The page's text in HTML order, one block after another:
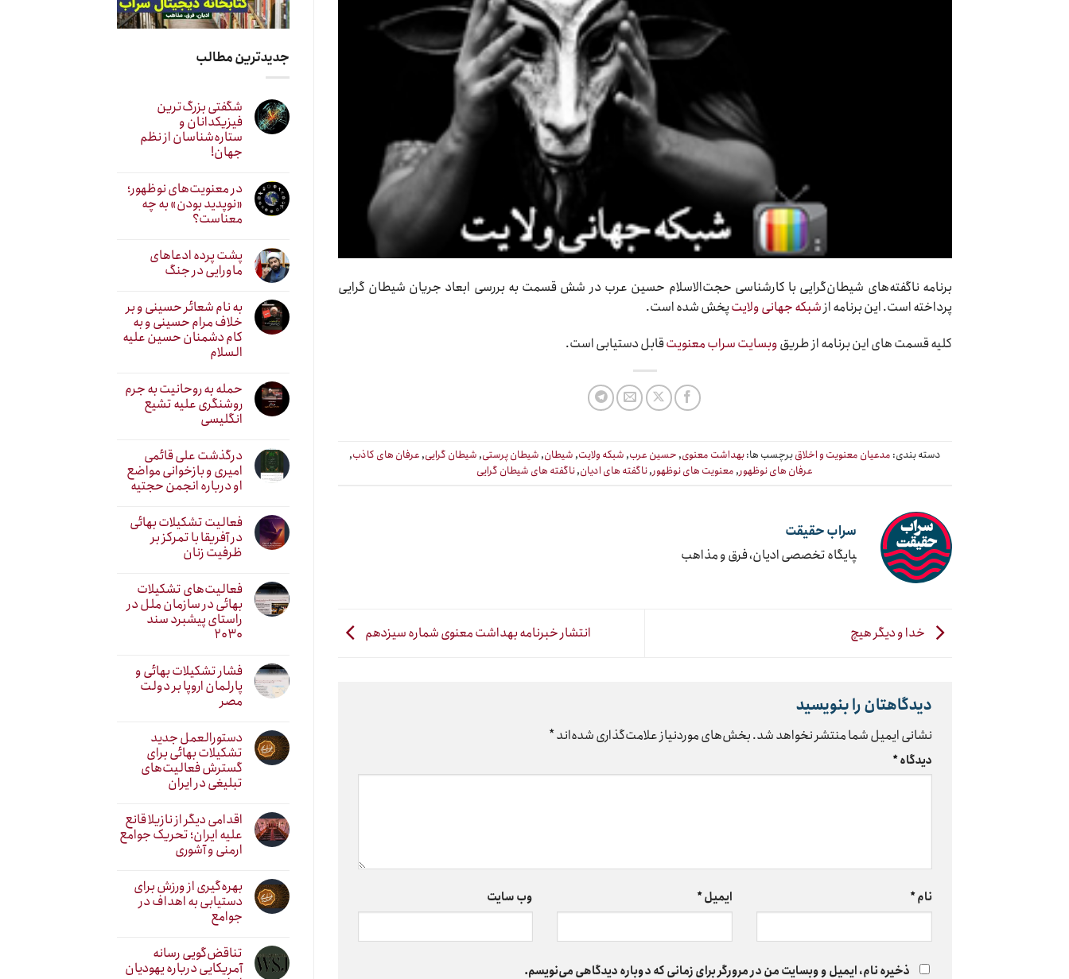
برنامه ناگفتههای شیطانگرایی با کارشناسی حجتالاسلام حسین عرب در شش قسمت به بررسی ابعاد جریان شیطان گرایی
پرداخته است. این برنامه ازشبکه جهانی ولایتپخش شده است.
کلیه قسمت های این برنامه از طریقوبسایت سراب معنویتقابل دستیابی است.
دسته بندی: مدعیان معنویت و اخلاقبرچسب ها:بهداشت معنوی, حسین عرب, شبکه ولایت, شیطان, شیطان پرستی, شیطان گرایی, عرفان های کاذب,
عرفان های نوظهور, معنویت های نوظهور,ناگفته های ادیان,ناگفته های شیطان گرایی
سراب حقیقت
‍پایگاه تخصصی ادیان، فرق و مذاهب
خدا و دیگر هیچ انتشار خبرنامه بهداشت معنوی شماره سیزدهم
دیدگاهتان را بنویسید
نشانی ایمیل شما منتشر نخواهد شد.بخش‌های موردنیاز علامت‌گذاری شده‌اند*
دیدگاه*
نام* ایمیل* وب‌ سایت
ذخیره نام، ایمیل و وبسایت من در مرورگر برای زمانی که دوباره دیدگاهی می‌نویسم.
جدیدترین مطالب
شگفتی بزرگ‌ترین
فیزیکدانان و
ستاره‌شناسان از نظم
جهان!
در معنویت‌های نوظهور؛
«نوپدید بودن» به چه
معناست؟
پشت پرده ادعاهای
ماورایی در جنگ
به نام شعائر حسینی و بر
خلاف مرام حسینی و به
کام دشمنان حسین علیه
السلام
حمله به روحانیت به جرم
روشنگری علیه تشیع
انگلیسی
درگذشت علی قائمی
امیری و بازخوانی مواضع
او درباره انجمن حجتیه
فعالیت تشکیلات بهائی
در آفریقا با تمرکز بر
ظرفیت زنان
فعالیت‌های تشکیلات
بهائی در سازمان ملل در
راستای پیشبرد سند
۲۰۳۰
فشار تشکیلات بهائی و
پارلمان اروپا بر دولت
مصر
دستورالعمل جدید
تشکیلات بهائی برای
گسترش فعالیت‌های
تبلیغی در ایران
اقدامی دیگر از نازیلا قانع
علیه ایران؛ تحریک جوامع
ارمنی و آشوری
بهره‌گیری از ورزش برای
دستیابی به اهداف در
جوامع
تناقض‌گویی رسانه
آمریکایی درباره یهودیان